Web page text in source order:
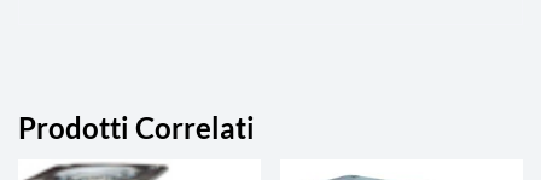
Prodotti Correlati